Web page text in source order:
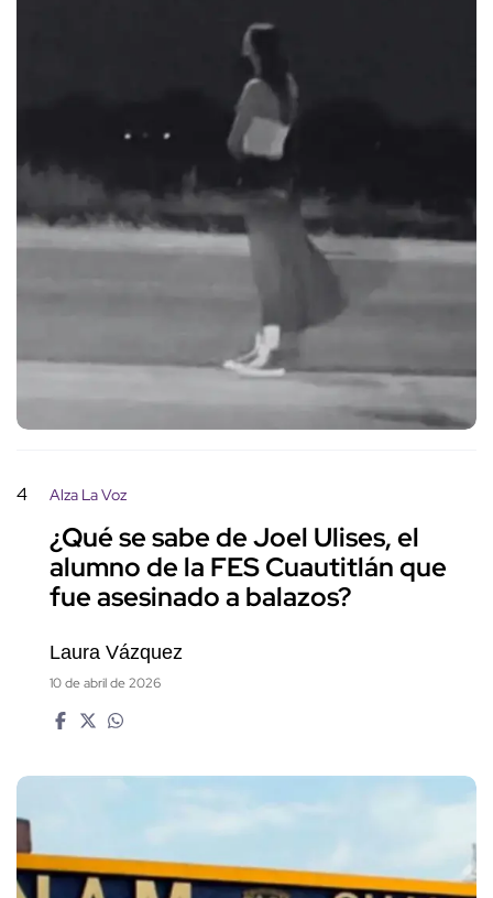
4 Alza La Voz
¿Qué se sabe de Joel Ulises, el
alumno de la FES Cuautitlán que
fue asesinado a balazos?
Laura Vázquez
10 de abril de 2026